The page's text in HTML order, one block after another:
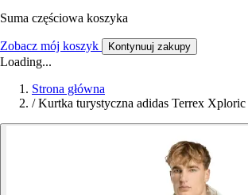
Suma częściowa koszyka
Zobacz mój koszyk Kontynuuj zakupy
Loading...
Strona główna
/ Kurtka turystyczna adidas Terrex